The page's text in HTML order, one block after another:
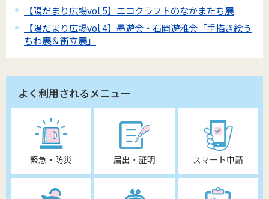
【陽だまり広場vol.5】エコクラフトのなかまたち展
【陽だまり広場vol.4】墨遊会・石岡遊雅会「手描き絵う
ちわ展＆衝立展」
よく利用されるメニュー
緊急・防災 届出・証明 スマート申請